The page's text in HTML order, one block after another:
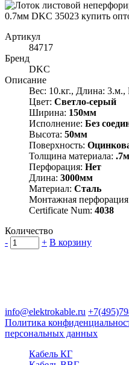
Артикул
84717
Бренд
DKC
Описание
Вес: 10.кг., Длина:
Цвет: Светло-серый
Ширина: 150мм
Исполнение: Без
Высота: 50мм
Поверхность:
Толщина материала:
Перфорация: Нет
Длина: 3000мм
Материал: Сталь
Монтажная
Certificate Num: 4038
Количество
-
+ В корзину
info@elektrokable.ru
Политика
персональных данных
Кабель КГ